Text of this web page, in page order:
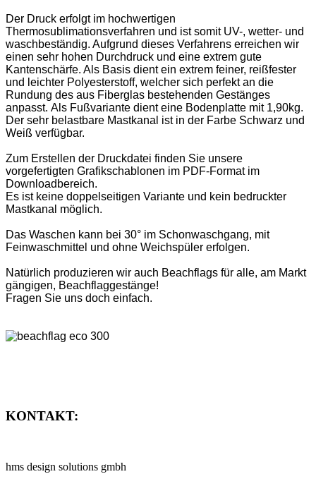
Der Druck erfolgt im hochwertigen
Thermosublimationsverfahren und ist somit UV-, wetter- und
waschbeständig. Aufgrund dieses Verfahrens erreichen wir
einen sehr hohen Durchdruck und eine extrem gute
Kantenschärfe. Als Basis dient ein extrem feiner, reißfester
und leichter Polyesterstoff, welcher sich perfekt an die
Rundung des aus Fiberglas bestehenden Gestänges
anpasst. Als Fußvariante dient eine Bodenplatte mit 1,90kg.
Der sehr belastbare Mastkanal ist in der Farbe Schwarz und
Weiß verfügbar.
Zum Erstellen der Druckdatei finden Sie unsere
vorgefertigten Grafikschablonen im PDF-Format im
Downloadbereich.
Es ist keine doppelseitigen Variante und kein bedruckter
Mastkanal möglich.
Das Waschen kann bei 30° im Schonwaschgang, mit
Feinwaschmittel und ohne Weichspüler erfolgen.
Natürlich produzieren wir auch Beachflags für alle, am Markt
gängigen, Beachflaggestänge!
Fragen Sie uns doch einfach.
KONTAKT:
hms design solutions gmbh